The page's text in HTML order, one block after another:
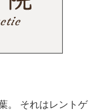
。 それはレントゲ